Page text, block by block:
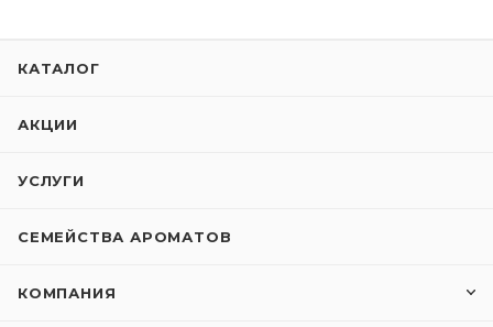
КАТАЛОГ
АКЦИИ
УСЛУГИ
СЕМЕЙСТВА АРОМАТОВ
КОМПАНИЯ